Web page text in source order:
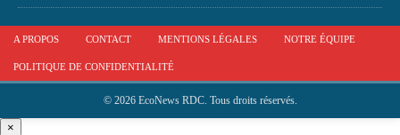
A PROPOS CONTACT MENTIONS LÉGALES NOTRE ÉQUIPE
POLITIQUE DE CONFIDENTIALITÉ
© 2026 EcoNews RDC. Tous droits réservés.
×